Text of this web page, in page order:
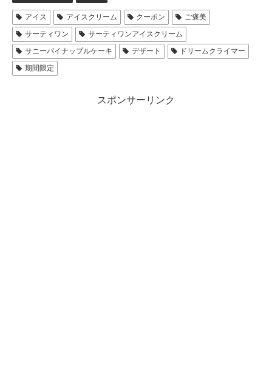
アイス アイスクリーム クーポン
ご褒美
サーティワン
サーティワンアイスクリーム
サニーパイナップルケーキ
デザート
ドリームクライマー
期間限定
スポンサーリンク